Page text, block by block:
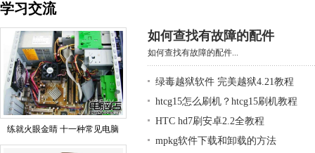
学习交流
练就火眼金睛 十一种常见电脑
如何查找有故障的配件
如何查找有故障的配件...
绿毒越狱软件 完美越狱4.21教程
htcg15怎么刷机？htcg15刷机教程
HTC hd7刷安卓2.2全教程
mpkg软件下载和卸载的方法